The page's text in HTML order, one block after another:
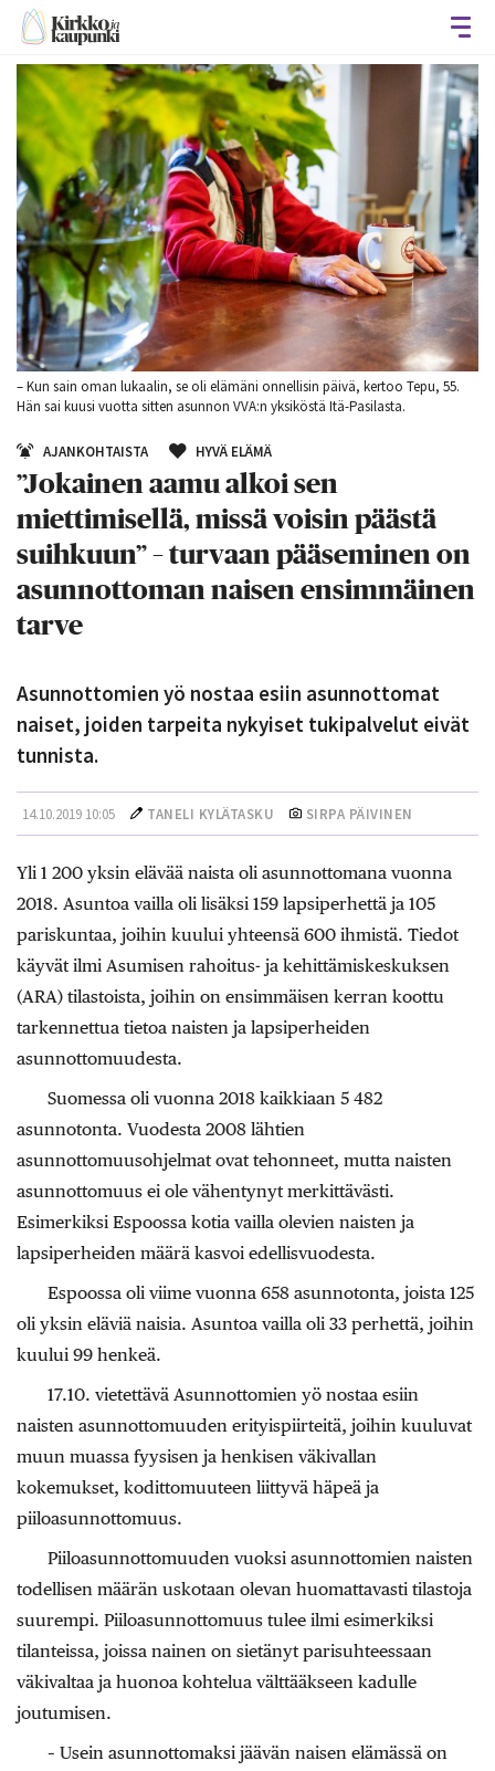
– Kun sain oman lukaalin, se oli elämäni onnellisin päivä, kertoo Tepu, 55.
Hän sai kuusi vuotta sitten asunnon VVA:n yksiköstä Itä-Pasilasta.
AJANKOHTAISTA HYVÄ ELÄMÄ
”Jokainen aamu alkoi sen
miettimisellä, missä voisin päästä
suihkuun” – turvaan pääseminen on
asunnottoman naisen ensimmäinen
tarve
Asunnottomien yö nostaa esiin asunnottomat
naiset, joiden tarpeita nykyiset tukipalvelut eivät
tunnista.
14.10.2019 10:05 TANELI KYLÄTASKU SIRPA PÄIVINEN
Yli 1 200 yksin elävää naista oli asunnottomana vuonna
2018. Asuntoa vailla oli lisäksi 159 lapsiperhettä ja 105
pariskuntaa, joihin kuului yhteensä 600 ihmistä. Tiedot
käyvät ilmi Asumisen rahoitus- ja kehittämiskeskuksen
(ARA) tilastoista, joihin on ensimmäisen kerran koottu
tarkennettua tietoa naisten ja lapsiperheiden
asunnottomuudesta.
Suomessa oli vuonna 2018 kaikkiaan 5 482
asunnotonta. Vuodesta 2008 lähtien
asunnottomuusohjelmat ovat tehonneet, mutta naisten
asunnottomuus ei ole vähentynyt merkittävästi.
Esimerkiksi Espoossa kotia vailla olevien naisten ja
lapsiperheiden määrä kasvoi edellisvuodesta.
Espoossa oli viime vuonna 658 asunnotonta, joista 125
oli yksin eläviä naisia. Asuntoa vailla oli 33 perhettä, joihin
kuului 99 henkeä.
17.10. vietettävä Asunnottomien yö nostaa esiin
naisten asunnottomuuden erityispiirteitä, joihin kuuluvat
muun muassa fyysisen ja henkisen väkivallan
kokemukset, kodittomuuteen liittyvä häpeä ja
piiloasunnottomuus.
Piiloasunnottomuuden vuoksi asunnottomien naisten
todellisen määrän uskotaan olevan huomattavasti tilastoja
suurempi. Piiloasunnottomuus tulee ilmi esimerkiksi
tilanteissa, joissa nainen on sietänyt parisuhteessaan
väkivaltaa ja huonoa kohtelua välttääkseen kadulle
joutumisen.
– Usein asunnottomaksi jäävän naisen elämässä on